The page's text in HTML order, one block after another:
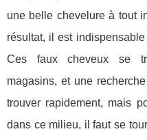
une belle chevelure à tout
résultat, il est
Ces faux cheveux se
magasins, et une
trouver rapidement, mais
dans ce milieu, il faut se